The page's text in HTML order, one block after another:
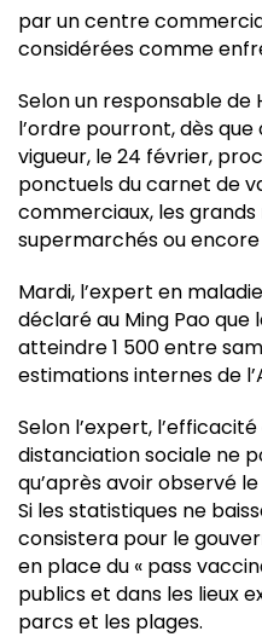
par un centre
considérées comme
Selon un responsable de
l’ordre pourront, dès
vigueur, le 24 février,
ponctuels du carnet de
commerciaux, les grands
supermarchés ou
Mardi, l’expert en
déclaré au Ming Pao
atteindre 1 500 entre
estimations internes de
Selon l’expert,
distanciation sociale ne
qu’après avoir observé
Si les statistiques ne
consistera pour le
en place du « pass
publics et dans les lieux
parcs et les plages.